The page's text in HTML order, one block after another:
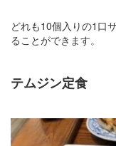
どれも10個入りの1口
ることができます。
テムジン定食